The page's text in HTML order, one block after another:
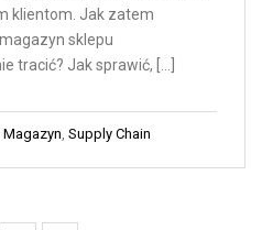
klientom. Jak zatem
sklepu
tracić? Jak sprawić, […]
Magazyn, Supply Chain